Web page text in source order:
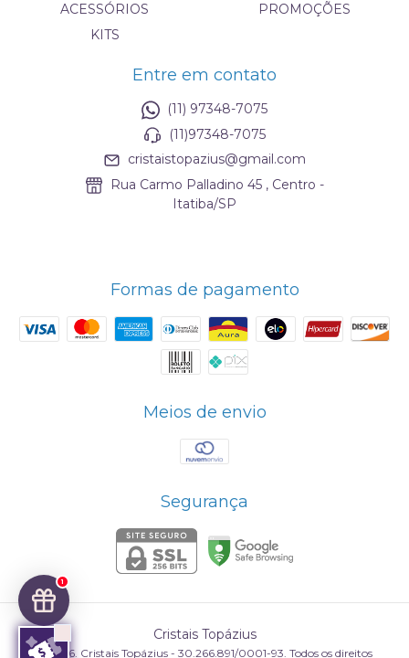
1
ACESSÓRIOS
KITS
PROMOÇÕES
Entre em contato
(11) 97348-7075
(11)97348-7075
cristaistopazius@gmail.com
Rua Carmo Palladino 45 , Centro -
Itatiba/SP
Formas de pagamento
Meios de envio
Segurança
Cristais Topázius
©2026. Cristais Topázius - 30.266.891/0001-93. Todos os direitos